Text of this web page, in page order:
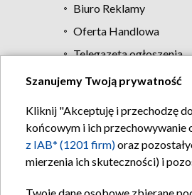
Biuro Reklamy
Oferta Handlowa
Telegazeta ogłoszenia
Szanujemy Twoją prywatność
Kliknij "Akceptuję i przechodzę
końcowym i ich przechowywanie
z IAB* (1201 firm)oraz
mierzenia ich skuteczności) i